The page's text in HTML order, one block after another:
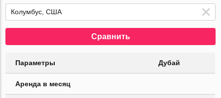
Сравнить
Параметры Дубай
Аренда в месяц